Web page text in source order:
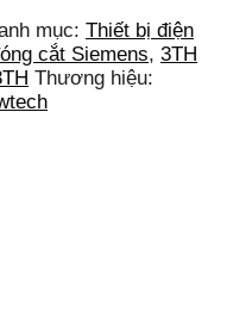
mục: Thiết bị điện
cắt Siemens, 3TH
Thương hiệu: